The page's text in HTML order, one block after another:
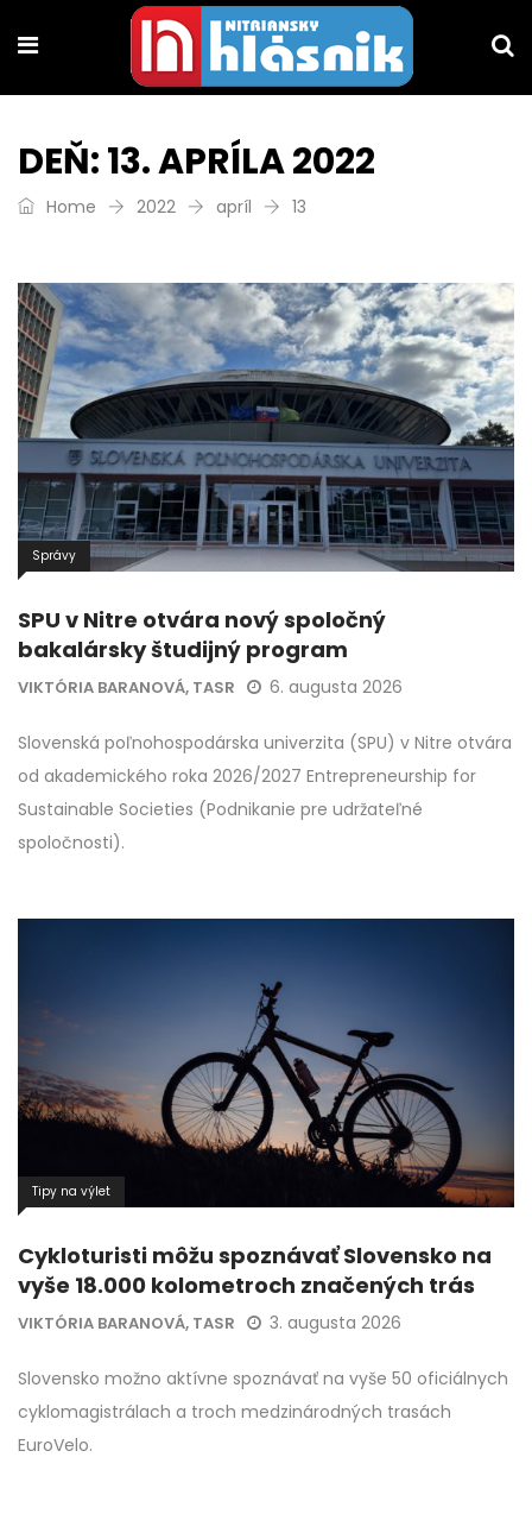
DEŇ:13. APRÍLA 2022
Home 2022 apríl 13
Správy
SPU v Nitre otvára nový spoločný
bakalársky študijný program
VIKTÓRIA BARANOVÁ, TASR 6. augusta 2026
Slovenská poľnohospodárska univerzita (SPU) v Nitre otvára
od akademického roka 2026/2027 Entrepreneurship for
Sustainable Societies (Podnikanie pre udržateľné
spoločnosti).
Tipy na výlet
Cykloturisti môžu spoznávať Slovensko na
vyše 18.000 kolometroch značených trás
VIKTÓRIA BARANOVÁ, TASR 3. augusta 2026
Slovensko možno aktívne spoznávať na vyše 50 oficiálnych
cyklomagistrálach a troch medzinárodných trasách
EuroVelo.